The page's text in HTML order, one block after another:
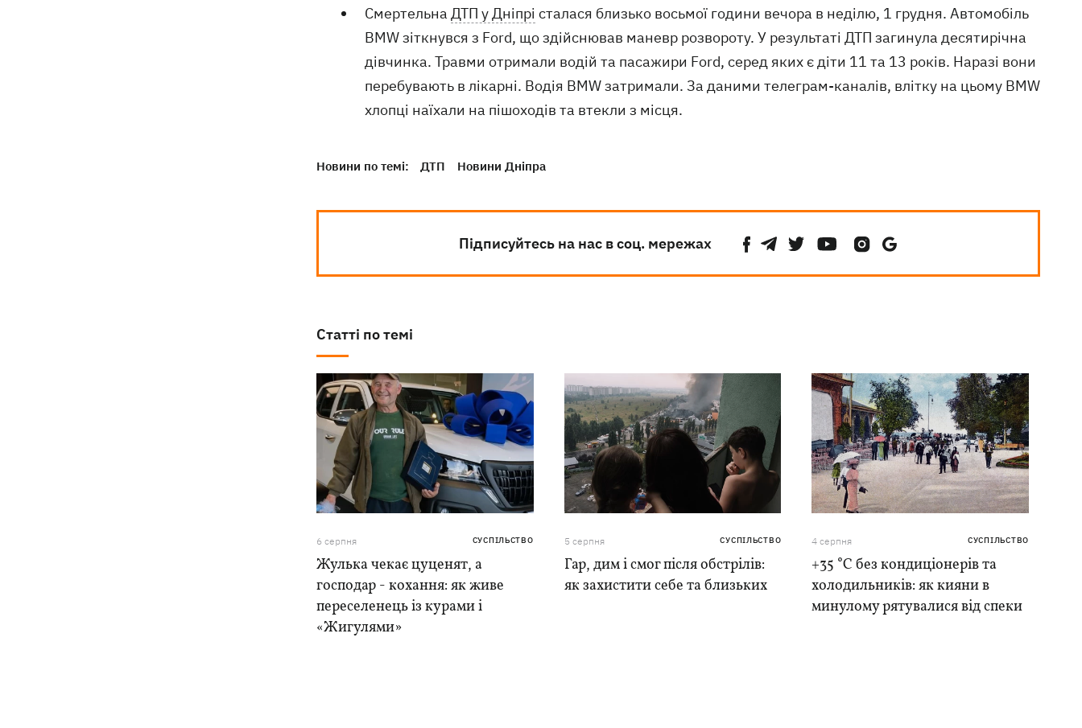
Смертельна ДТП у Дніпрі сталася близько восьмої години вечора в неділю, 1 грудня. Автомобіль
BMW зіткнувся з Ford, що здійснював маневр розвороту. У результаті ДТП загинула десятирічна
дівчинка. Травми отримали водій та пасажири Ford, серед яких є діти 11 та 13 років. Наразі вони
перебувають в лікарні. Водія BMW затримали. За даними телеграм-каналів, влітку на цьому BMW
хлопці наїхали на пішоходів та втекли з місця.
Новини по темі: ДТП Новини Дніпра
Підписуйтесь на нас в соц. мережах
Статті по темі
6 серпня СУСПІЛЬСТВО
Жулька чекає цуценят, а
господар - кохання: як живе
переселенець із курами і
«Жигулями»
5 серпня СУСПІЛЬСТВО
Гар, дим і смог після обстрілів:
як захистити себе та близьких
4 серпня СУСПІЛЬСТВО
+35 °C без кондиціонерів та
холодильників: як кияни в
минулому рятувалися від спеки